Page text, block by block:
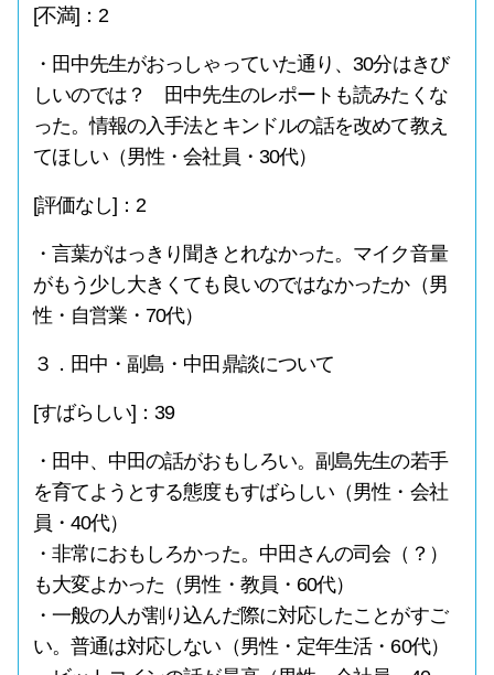
[不満]：2
・田中先生がおっしゃっていた通り、30分はきび
しいのでは？ 田中先生のレポートも読みたくな
った。情報の入手法とキンドルの話を改めて教え
てほしい（男性・会社員・30代）
[評価なし]：2
・言葉がはっきり聞きとれなかった。マイク音量
がもう少し大きくても良いのではなかったか（男
性・自営業・70代）
３．田中・副島・中田鼎談について
[すばらしい]：39
・田中、中田の話がおもしろい。副島先生の若手
を育てようとする態度もすばらしい（男性・会社
員・40代）
・非常におもしろかった。中田さんの司会（？）
も大変よかった（男性・教員・60代）
・一般の人が割り込んだ際に対応したことがすご
い。普通は対応しない（男性・定年生活・60代）